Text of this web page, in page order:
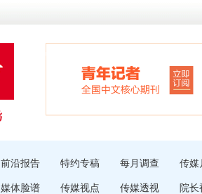
前沿报告 特约专稿 每月调查 传媒
媒体脸谱 传媒视点 传媒透视 院长